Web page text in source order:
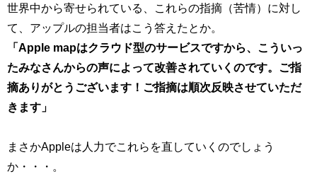
世界中から寄せられている、これらの指摘（苦情）に対し
て、アップルの担当者はこう答えたとか。
「Apple mapはクラウド型のサービスですから、こういっ
たみなさんからの声によって改善されていくのです。ご指
摘ありがとうございます！ご指摘は順次反映させていただ
きます」
まさかAppleは人力でこれらを直していくのでしょう
か・・・。